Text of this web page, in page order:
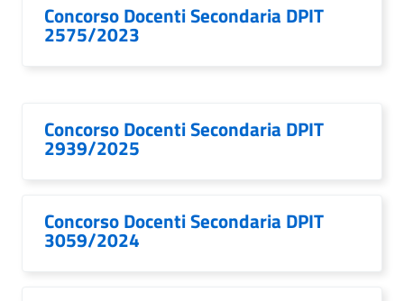
Concorso Docenti Secondaria DPIT
2575/2023
Concorso Docenti Secondaria DPIT
2939/2025
Concorso Docenti Secondaria DPIT
3059/2024